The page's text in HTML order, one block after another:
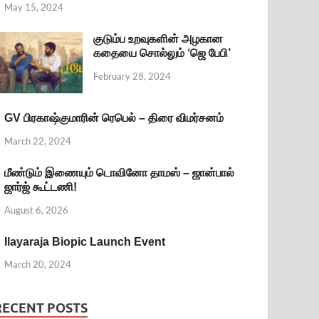
May 15, 2024
குடும்ப உறவுகளின் அழகான
கதையை சொல்லும் ‘ஜெ பேபி’
February 28, 2024
GV பிரகாஷ்குமாரின் ரெபெல் – திரை விமர்சனம்
March 22, 2024
மீண்டும் இணையும் டொவினோ தாமஸ் – ஜான்பால்
ஜார்ஜ் கூட்டணி!
August 6, 2026
Ilayaraja Biopic Launch Event
March 20, 2024
POSTS